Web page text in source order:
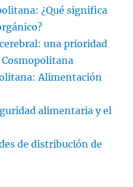
¿Qué significa
una prioridad
Cosmopolitana
Alimentación
alimentaria y el
de distribución de